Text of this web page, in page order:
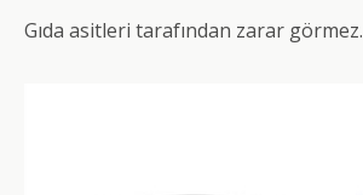
Gıda asitleri tarafından zarar görmez.